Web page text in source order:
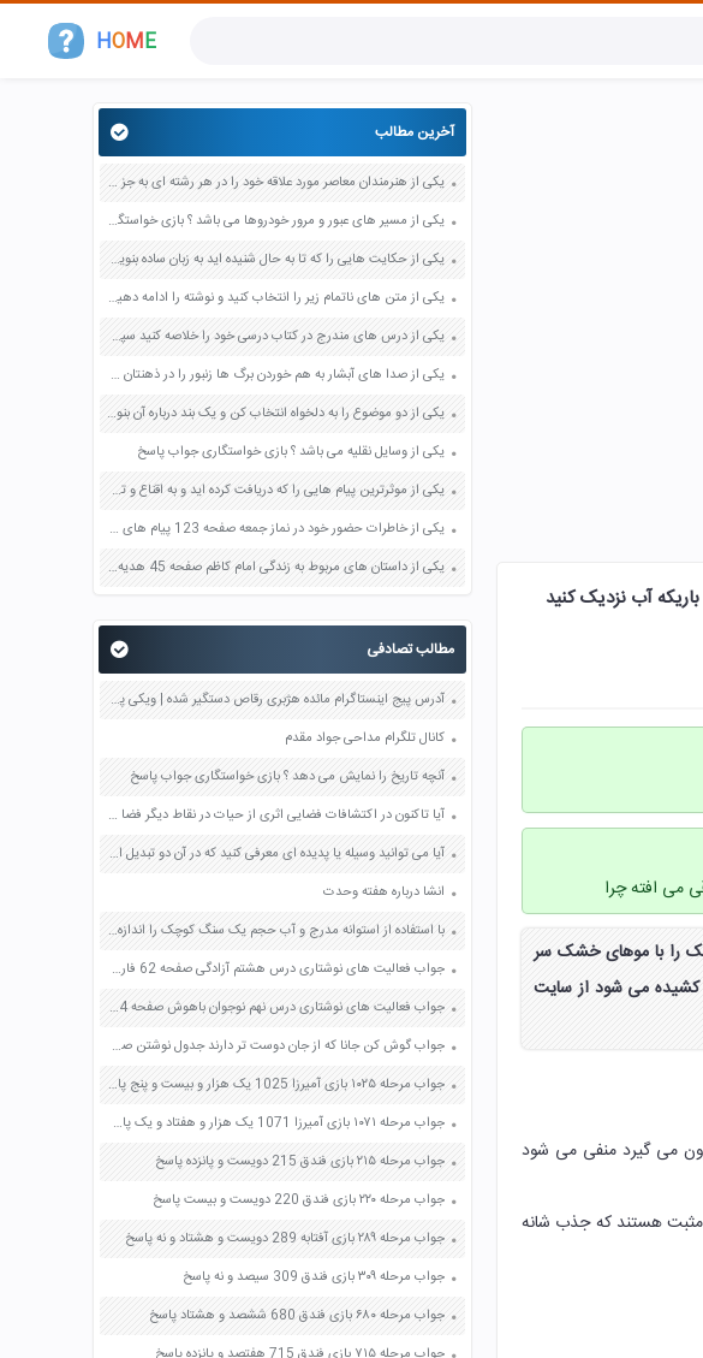
HOME
آب نزدیک کنید
می افته چرا
بادکنک را با موهای خشک سر
کشیده می شود از سایت
می گیرد منفی می شود
مثبت هستند که جذب شانه
آخرین مطالب
یکی از هنرمندان معاصر مورد علاقه خود را در هر رشته ای به جز عکاسی صفحه 69 فرهنگ و هنر نهم
یکی از مسیر های عبور و مرور خودروها می باشد ؟ بازی خواستگاری جواب پاسخ
یکی از حکایت هایی را که تا به حال شنیده اید به زبان ساده بنویسید صفحه 97 نگارش ششم دبستان
یکی از متن های ناتمام زیر را انتخاب کنید و نوشته را ادامه دهید صفحه 73 و 74 کتاب نگارش فارسی پنجم دبستان
یکی از درس های مندرج در کتاب درسی خود را خلاصه کنید سپس متن خلاصه شده را با بهره گیری از روش های دسته بندی نمودار جدول نقشه مفهومی نشان دهید صفحه 118 نگارش یازدهم
یکی از صدا های آبشار به هم خوردن برگ ها زنبور را در ذهنتان مجسم کنید و درباره آن یک بند بنویسید صفحه 11 نگارش پنجم
یکی از دو موضوع را به دلخواه انتخاب کن و یک بند درباره آن بنویس صفحه 35 کتاب نگارش فارسی سوم
یکی از وسایل نقلیه می باشد ؟ بازی خواستگاری جواب پاسخ
یکی از موثرترین پیام هایی را که دریافت کرده اید و به اقناع و تغییری جدی در شما منجر شده است برسی کنید و علت این تاثیر گذاری قابل توجه را بنویسید صفحه 52 تفکر و سواد رسانه ای دهم
یکی از خاطرات حضور خود در نماز جمعه صفحه 123 پیام های آسمان هفتم
یکی از داستان های مربوط به زندگی امام کاظم صفحه 45 هدیه های آسمان چهارم
مطالب تصادفی
آدرس پیج اینستاگرام مائده هژبری رقاص دستگیر شده | ویکی پدیا
کانال تلگرام مداحی جواد مقدم
آنچه تاریخ را نمایش می دهد ؟ بازی خواستگاری جواب پاسخ
آیا تاکنون در اکتشافات فضایی اثری از حیات در نقاط دیگر فضا یافت شده است؟ صفحه 4 مطالعات اجتماعی نهم
آیا می توانید وسیله یا پدیده ای معرفی کنید که در آن دو تبدیل انرژی انجام پذیر باشد؟ صفحه 75 علوم ششم
انشا درباره هفته وحدت
با استفاده از استوانه مدرج و آب حجم یک سنگ کوچک را اندازه بگیرید و درباره روش اندازه گیری خود توضیح دهید صفحه 9 علوم هفتم
جواب فعالیت های نوشتاری درس هشتم آزادگی صفحه 62 فارسی هشتم
جواب فعالیت های نوشتاری درس نهم نوجوان باهوش صفحه 74 فارسی هشتم
جواب گوش کن جانا که از جان دوست تر دارند جدول نوشتن صفحه 101 و 102 فارسی نهم
جواب مرحله ۱۰۲۵ بازی آمیرزا 1025 یک هزار و بیست و پنج پاسخ
جواب مرحله ۱۰۷۱ بازی آمیرزا 1071 یک هزار و هفتاد و یک پاسخ
جواب مرحله ۲۱۵ بازی فندق 215 دویست و پانزده پاسخ
جواب مرحله ۲۲۰ بازی فندق 220 دویست و بیست پاسخ
جواب مرحله ۲۸۹ بازی آفتابه 289 دویست و هشتاد و نه پاسخ
جواب مرحله ۳۰۹ بازی فندق 309 سیصد و نه پاسخ
جواب مرحله ۶۸۰ بازی فندق 680 ششصد و هشتاد پاسخ